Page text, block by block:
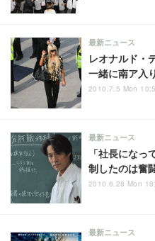
レオナルド・
一緒に南ア入
最新ニュース
2010.7.5 Mon
「社長にな
制したのは奮
最新ニュース
2010.6.28 Mon
最新ニュース